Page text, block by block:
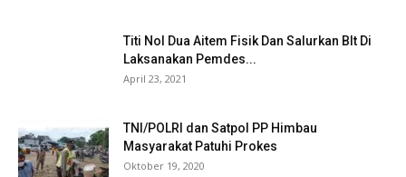
Titi Nol Dua Aitem Fisik Dan Salurkan Blt Di
Laksanakan Pemdes...
April 23, 2021
TNI/POLRI dan Satpol PP Himbau
Masyarakat Patuhi Prokes
Oktober 19, 2020